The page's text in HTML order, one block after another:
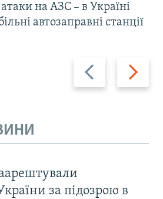
Назад Вперед
на АЗС – в Україні
автозаправні станції
за підозрою в